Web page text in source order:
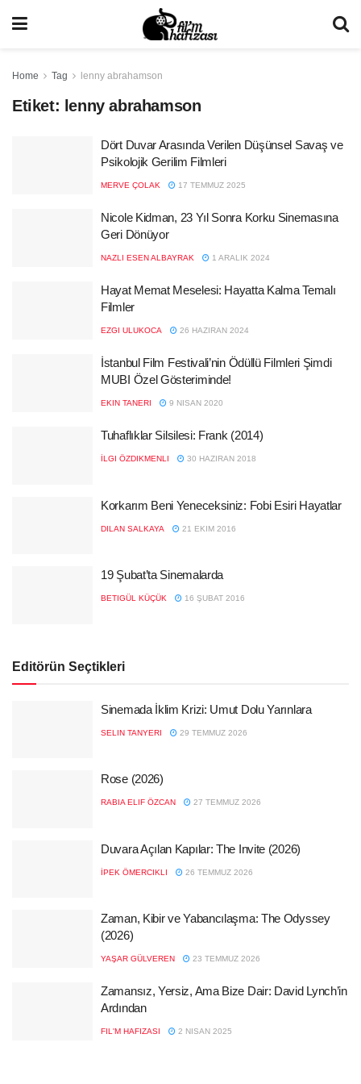
Home Tag lenny abrahamson
Etiket: lenny abrahamson
Dört Duvar Arasında Verilen Düşünsel Savaş ve
Psikolojik Gerilim Filmleri
MERVE ÇOLAK 17 TEMMUZ 2025
Nicole Kidman, 23 Yıl Sonra Korku Sinemasına
Geri Dönüyor
NAZLI ESEN ALBAYRAK 1 ARALIK 2024
Hayat Memat Meselesi: Hayatta Kalma Temalı
Filmler
EZGI ULUKOCA 26 HAZIRAN 2024
İstanbul Film Festivali’nin Ödüllü Filmleri Şimdi
MUBI Özel Gösteriminde!
EKIN TANERI 9 NISAN 2020
Tuhaflıklar Silsilesi: Frank (2014)
İLGI ÖZDIKMENLI 30 HAZIRAN 2018
Korkarım Beni Yeneceksiniz: Fobi Esiri Hayatlar
DILAN SALKAYA 21 EKIM 2016
19 Şubat’ta Sinemalarda
BETIGÜL KÜÇÜK 16 ŞUBAT 2016
Editörün Seçtikleri
Sinemada İklim Krizi: Umut Dolu Yarınlara
SELIN TANYERI 29 TEMMUZ 2026
Rose (2026)
RABIA ELIF ÖZCAN 27 TEMMUZ 2026
Duvara Açılan Kapılar: The Invite (2026)
İPEK ÖMERCIKLI 26 TEMMUZ 2026
Zaman, Kibir ve Yabancılaşma: The Odyssey
(2026)
YAŞAR GÜLVEREN 23 TEMMUZ 2026
Zamansız, Yersiz, Ama Bize Dair: David Lynch’in
Ardından
FIL'M HAFIZASI 2 NISAN 2025